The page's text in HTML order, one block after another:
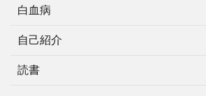
白血病
自己紹介
読書